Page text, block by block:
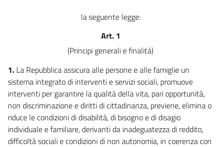
Capo III
DISPOSIZIONI PER LA REALIZZAZIONE DI PARTICOLARI
SOSTEGNO SOCIALE
15
16
17
Capo IV
STRUMENTI PER FAVORIRE IL RIORDINO DEL SISTEMA
INTEGRATO DI INTERVENTI E SERVIZI SOCIALI
18
la seguente legge:
Art. 1
(Principi generali e finalità)
1. La Repubblica assicura alle persone e alle famiglie un
sistema integrato di interventi e servizi sociali, promuove
interventi per garantire la qualità della vita, pari opportunità,
non discriminazione e diritti di cittadinanza, previene, elimina o
riduce le condizioni di disabilità, di bisogno e di disagio
individuale e familiare, derivanti da inadeguatezza di reddito,
difficoltà sociali e condizioni di non autonomia, in coerenza con